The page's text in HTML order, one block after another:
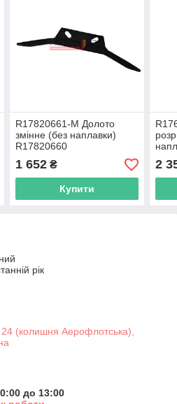
R17820661-M Долото
змінне (без наплавки)
R17820660
1 652₴
Купити
2
рік
(колишня Аерофлотська),
до 13:00